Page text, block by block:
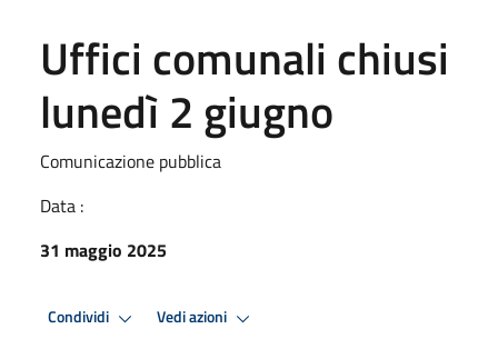
Uffici comunali chiusi
lunedì 2 giugno
Comunicazione pubblica
Data :
31 maggio 2025
Condividi Vedi azioni